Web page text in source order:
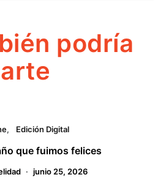
podría
Edición Digital
que fuimos felices
junio 25, 2026